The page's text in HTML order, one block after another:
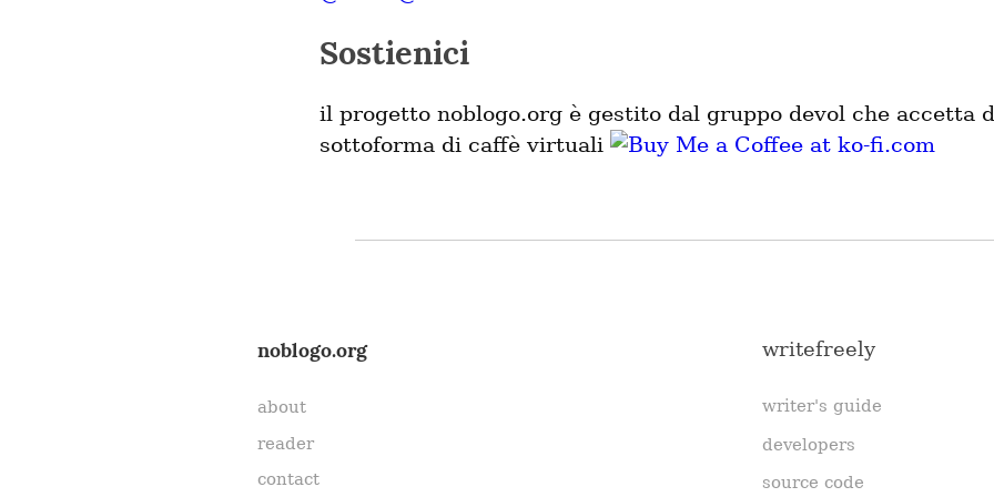
Sostienici
il progetto noblogo.org è gestito dal gruppo devol che accetta
sottoforma di caffè virtuali
noblogo.org
about
reader
contact
writefreely
writer's guide
developers
source code